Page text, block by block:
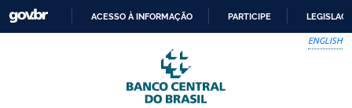
Skip to main content
PARA
O
CONTEÚDO
ACESSO À INFORMAÇÃO PARTICIPE
ENGLISH